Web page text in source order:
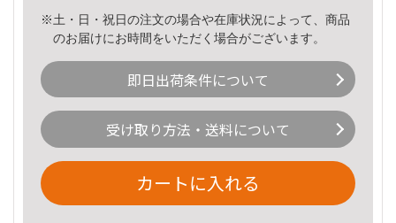
※土・日・祝日の注文の場合や在庫状況によって、商品
のお届けにお時間をいただく場合がございます。
即日出荷条件について
受け取り方法・送料について
カートに入れる